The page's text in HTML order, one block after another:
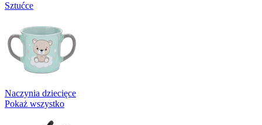
Sztućce
Naczynia dziecięce
Pokaż wszystko